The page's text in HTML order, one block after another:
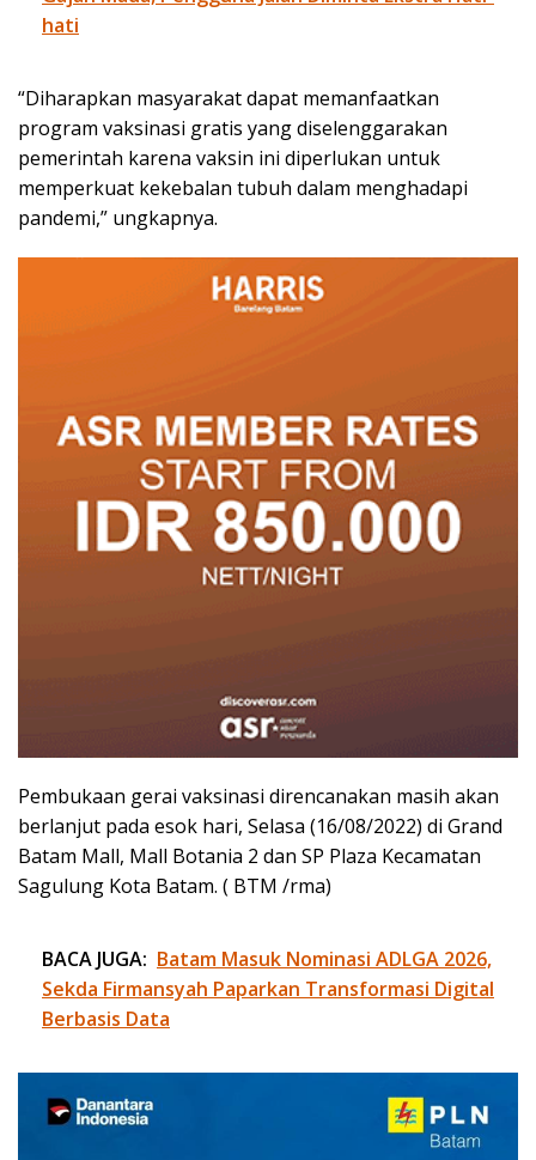
hati
“Diharapkan masyarakat dapat memanfaatkan
program vaksinasi gratis yang diselenggarakan
pemerintah karena vaksin ini diperlukan untuk
memperkuat kekebalan tubuh dalam menghadapi
pandemi,” ungkapnya.
Pembukaan gerai vaksinasi direncanakan masih akan
berlanjut pada esok hari, Selasa (16/08/2022) di Grand
Batam Mall, Mall Botania 2 dan SP Plaza Kecamatan
Sagulung Kota Batam. ( BTM /rma)
BACA JUGA: Batam Masuk Nominasi ADLGA 2026,
Sekda Firmansyah Paparkan Transformasi Digital
Berbasis Data